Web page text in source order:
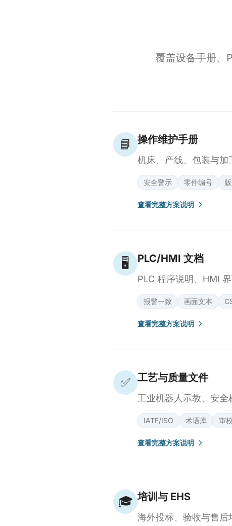
覆盖设备手册、
📘 操作维护手册
机床、产线、包装与加
安全警示 零件编号
查看完整方案说明
🖥️ PLC/HMI 文档
PLC 程序说明、HMI
报警一致 画面文本
查看完整方案说明
✅ 工艺与质量文件
工业机器人示教、安全
IATF/ISO 术语库 审
查看完整方案说明
🎓 培训与 EHS
海外投标、验收与售后